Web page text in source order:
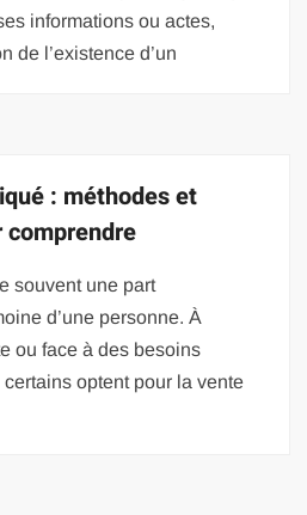
informations ou actes,
de l’existence d’un
: méthodes et
souvent une part
d’une personne. À
ou face à des besoins
optent pour la vente